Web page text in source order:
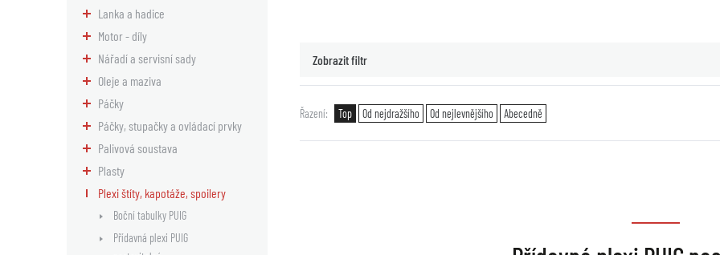
Lanka a hadice
Motor - díly
Nářadí a servisní sady
Oleje a maziva
Páčky
Páčky, stupačky a ovládací prvky
Palivová soustava
Plasty
Plexi štíty, kapotáže, spoilery
Boční tabulky PUIG
Přídavná plexi PUIG
Zobrazit filtr
Řazení Top Od nejdražšího Od nejlevnějšího Abecedně